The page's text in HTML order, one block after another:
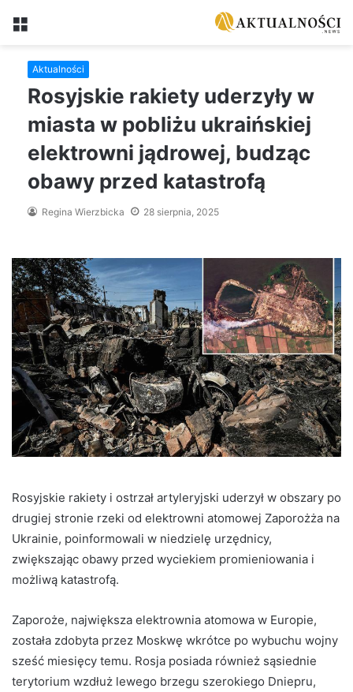
Menu
Aktualności
Rosyjskie rakiety uderzyły w
miasta w pobliżu ukraińskiej
elektrowni jądrowej, budząc
obawy przed katastrofą
Regina Wierzbicka 28 sierpnia, 2025
Rosyjskie rakiety i ostrzał artyleryjski uderzył w obszary po
drugiej stronie rzeki od elektrowni atomowej Zaporożża na
Ukrainie, poinformowali w niedzielę urzędnicy,
zwiększając obawy przed wyciekiem promieniowania i
możliwą katastrofą.
Zaporoże, największa elektrownia atomowa w Europie,
została zdobyta przez Moskwę wkrótce po wybuchu wojny
sześć miesięcy temu. Rosja posiada również sąsiednie
terytorium wzdłuż lewego brzegu szerokiego Dniepru,